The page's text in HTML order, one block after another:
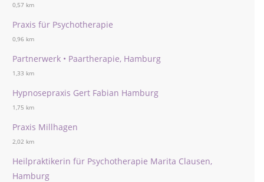
0,57 km
Praxis für Psychotherapie
0,96 km
Partnerwerk • Paartherapie, Hamburg
1,33 km
Hypnosepraxis Gert Fabian Hamburg
1,75 km
Praxis Millhagen
2,02 km
Heilpraktikerin für Psychotherapie Marita Clausen,
Hamburg